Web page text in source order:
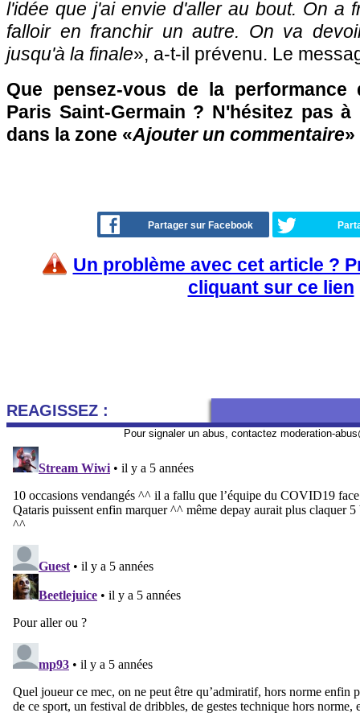
l'idée que j'ai envie d'aller au bout. On a
falloir en franchir un autre. On va
jusqu'à la finale», a-t-il prévenu. Le
Que pensez-vous de la performance
Paris Saint-Germain ? N'hésitez pas
dans la zone «Ajouter un commentaire
Partager sur Facebook
Un problème avec cet article ?
cliquant sur ce lien
REAGISSEZ :
Pour signaler un abus, contactez moderation-